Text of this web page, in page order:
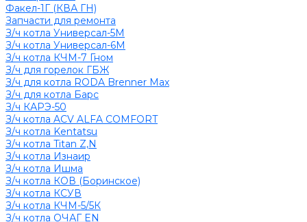
Факел-1Г (КВА ГН)
Запчасти для ремонта
З/ч котла Универсал-5М
З/ч котла Универсал-6М
З/ч котла КЧМ-7 Гном
З/ч для горелок ГБЖ
З/ч для котла RODA Brenner Max
З/ч для котла Барс
З/ч КАРЭ-50
З/ч котла ACV ALFA COMFORT
З/ч котла Kentatsu
З/ч котла Titan Z,N
З/ч котла Изнаир
З/ч котла Ишма
З/ч котла КОВ (Боринское)
З/ч котла КСУВ
З/ч котла КЧМ-5/5К
З/ч котла ОЧАГ EN